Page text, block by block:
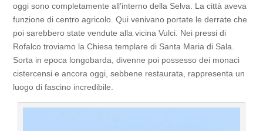
oggi sono completamente all’interno della Selva. La città aveva
funzione di centro agricolo. Qui venivano portate le derrate che
poi sarebbero state vendute alla vicina Vulci. Nei pressi di
Rofalco troviamo la Chiesa templare di Santa Maria di Sala.
Sorta in epoca longobarda, divenne poi possesso dei monaci
cistercensi e ancora oggi, sebbene restaurata, rappresenta un
luogo di fascino incredibile.